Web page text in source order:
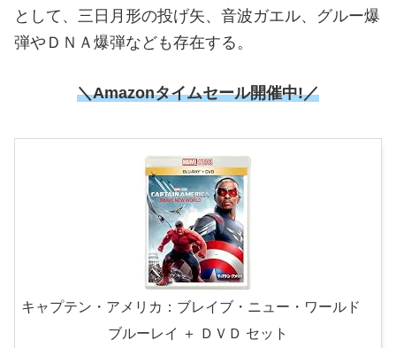
として、三日月形の投げ矢、音波ガエル、グルー爆
弾やＤＮＡ爆弾なども存在する。
＼Amazonタイムセール開催中!／
キャプテン・アメリカ：ブレイブ・ニュー・ワールド
ブルーレイ ＋ ＤＶＤ セット